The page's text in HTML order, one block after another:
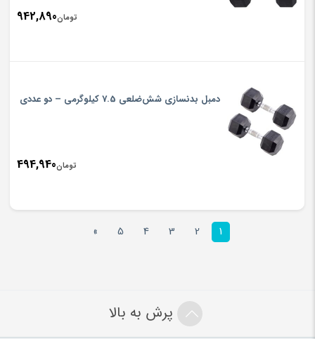
تومان942,890
دمبل بدنسازی شش‌ضلعی 7.5 کیلوگرمی – دو عددی
تومان494,940
1
2
3
4
5
»
پرش به بالا